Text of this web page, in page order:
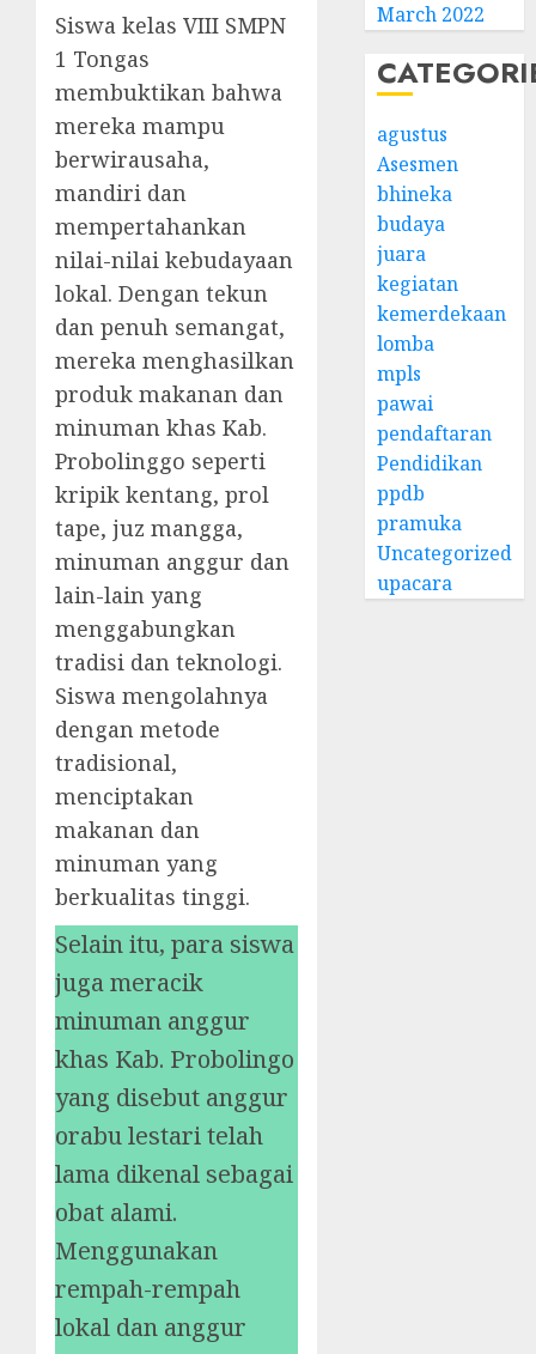
Siswa kelas VIII SMPN
1 Tongas
membuktikan bahwa
mereka mampu
berwirausaha,
mandiri dan
mempertahankan
nilai-nilai kebudayaan
lokal. Dengan tekun
dan penuh semangat,
mereka menghasilkan
produk makanan dan
minuman khas Kab.
Probolinggo seperti
kripik kentang, prol
tape, juz mangga,
minuman anggur dan
lain-lain yang
menggabungkan
tradisi dan teknologi.
Siswa mengolahnya
dengan metode
tradisional,
menciptakan
makanan dan
minuman yang
berkualitas tinggi.
Selain itu, para siswa
juga meracik
minuman anggur
khas Kab. Probolingo
yang disebut anggur
orabu lestari telah
lama dikenal sebagai
obat alami.
Menggunakan
rempah-rempah
lokal dan anggur
March 2022
agustus
Asesmen
bhineka
budaya
juara
kegiatan
kemerdekaan
lomba
mpls
pawai
pendaftaran
Pendidikan
ppdb
pramuka
Uncategorized
upacara